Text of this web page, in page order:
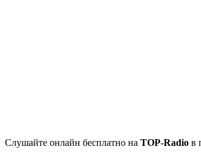
Cлушайте онлайн бесплатно на TOP-Radio в